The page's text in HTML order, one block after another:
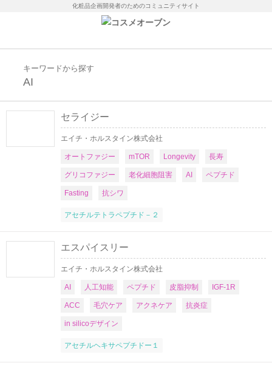
化粧品企画開発者のためのコミュニティサイト
キーワードから探す
AI
セライジー
エイチ・ホルスタイン株式会社
オートファジー mTOR Longevity 長寿
グリコファジー 老化細胞阻害 AI ペプチド
Fasting 抗シワ
アセチルテトラペプチド－２
エスパイスリー
エイチ・ホルスタイン株式会社
AI 人工知能 ペプチド 皮脂抑制 IGF-1R
ACC 毛穴ケア アクネケア 抗炎症
in silicoデザイン
アセチルヘキサペプチドー１